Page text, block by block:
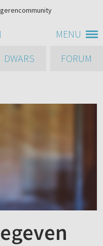
MENU
DWARS FORUM